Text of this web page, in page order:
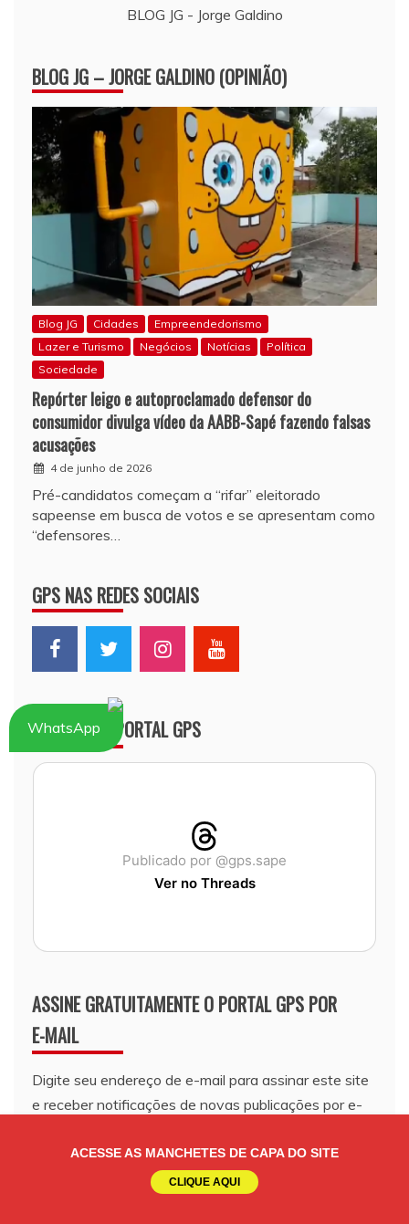
ACESSE AS MANCHETES DE CAPA DO SITE
CLIQUE AQUI
BLOG JG - Jorge Galdino
BLOG JG – JORGE GALDINO (OPINIÃO)
Blog JG Cidades
Empreendedorismo
Lazer e Turismo
Negócios Notícias
Política
Sociedade
Repórter leigo e autoproclamado defensor do
consumidor divulga vídeo da AABB-Sapé fazendo falsas
acusações
4 de junho de 2026
Pré-candidatos começam a “rifar” eleitorado
sapeense em busca de votos e se apresentam como
“defensores…
GPS NAS REDES SOCIAIS
THREADS – PORTAL GPS
Publicado por @gps.sape
Ver no Threads
ASSINE GRATUITAMENTE O PORTAL GPS POR
E-MAIL
Digite seu endereço de e-mail para assinar este site
e receber notificações de novas publicações por e-
WhatsApp